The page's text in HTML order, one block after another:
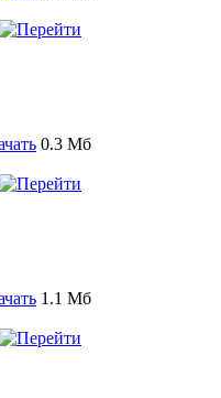
0.3 Мб
1.1 Мб